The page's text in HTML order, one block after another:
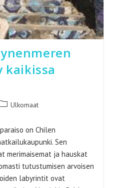
kaikissa
Ulkomaat
on Chilen
Sen
merimaisemat ja hauskat
tutustumisen arvoisen
labyrintit ovat